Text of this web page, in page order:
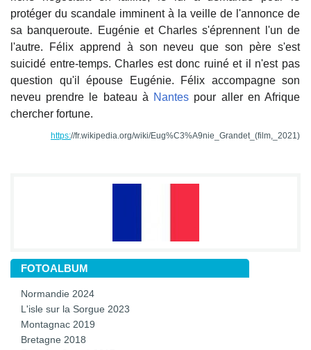
protéger du scandale imminent à la veille de l'annonce de
sa banqueroute. Eugénie et Charles s'éprennent l'un de
l'autre. Félix apprend à son neveu que son père s'est
suicidé entre-temps. Charles est donc ruiné et il n'est pas
question qu'il épouse Eugénie. Félix accompagne son
neveu prendre le bateau à Nantes pour aller en Afrique
chercher fortune.
https://fr.wikipedia.org/wiki/Eug%C3%A9nie_Grandet_(film,_2021)
FOTOALBUM
Normandie 2024
L'isle sur la Sorgue 2023
Montagnac 2019
Bretagne 2018